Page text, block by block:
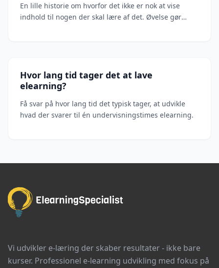
En lille historie om hvorfor det ikke er nok at vise
indhold til nogen der skal lære af det. Øvelse gør
Hvor lang tid tager det at lave
elearning?
Få svar på hvor lang tid det typisk tager, at udvikle
hvad der svarer til én undervisningstimes elearning.
Vi udvikler e-læring der skaber resultater - ikke bare
kurser. Professionel e-learning udvikling med fokus på